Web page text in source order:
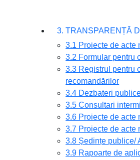
3. TRANSPARENȚĂ
3.1 Proiecte de acte
3.2 Formular pentru
3.3 Registrul pentru
recomandărilor
3.4 Dezbateri
3.5 Consultari
3.6 Proiecte de acte
3.7 Proiecte de acte
3.8 Ședințe publice/
3.9 Rapoarte de